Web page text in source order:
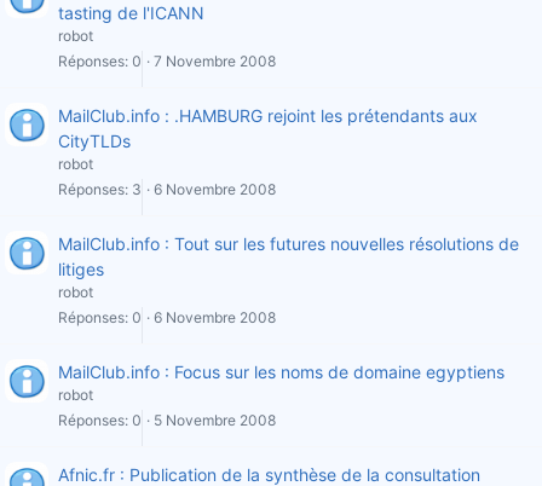
tasting de l'ICANN
robot
Réponses 0 7 Novembre 2008
MailClub.info : .HAMBURG rejoint les prétendants aux
CityTLDs
robot
Réponses 3 6 Novembre 2008
MailClub.info : Tout sur les futures nouvelles résolutions de
litiges
robot
Réponses 0 6 Novembre 2008
MailClub.info : Focus sur les noms de domaine egyptiens
robot
Réponses 0 5 Novembre 2008
Afnic.fr : Publication de la synthèse de la consultation